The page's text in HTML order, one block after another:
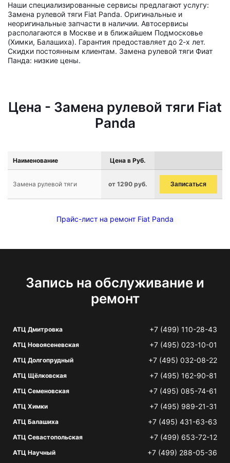
Наши специализированные сервисы предлагают услугу:
Замена рулевой тяги Fiat Panda. Оригинальные и
неоригинальные запчасти в наличии. Автосервисы
располагаются в Москве и в ближайшем Подмосковье
(Химки, Балашиха). Гарантия предоставляет до 2-х лет.
Скидки постоянным клиентам. Замена рулевой тяги Фиат
Панда: низкие цены.
Цена - Замена рулевой тяги Fiat
Panda
Наименование Цена в Руб.
Замена рулевой тяги от 1290 руб. Записаться
Прайс-лист на ремонт Fiat Panda
Запись на обслуживание и
ремонт
АТЦ Дмитровка +7 (499) 110-28-43
АТЦ Новоясеневская +7 (495) 023-10-01
АТЦ Долгопрудный +7 (495) 032-08-22
АТЦ Щёлковская +7 (495) 162-90-81
АТЦ Семеновская +7 (495) 085-74-61
АТЦ Химки +7 (495) 989-21-31
АТЦ Балашиха +7 (495) 431-63-63
АТЦ Севастопольская +7 (499) 653-72-12
АТЦ Научный +7 (499) 288-05-36